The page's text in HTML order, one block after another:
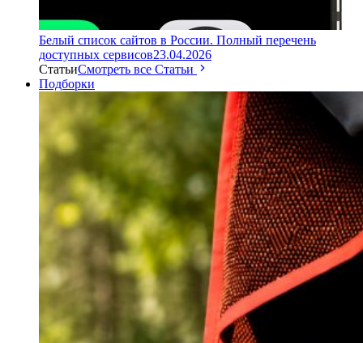
Белый список сайтов в России. Полный перечень
доступных сервисов23.04.2026
СтатьиСмотреть все Статьи
Подборки